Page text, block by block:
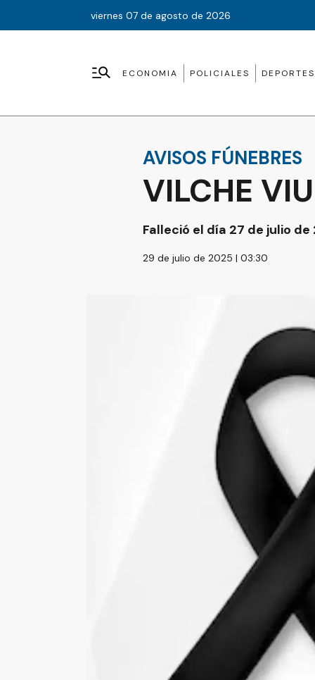
viernes 07 de agosto de 2026
ECONOMIA POLICIALES DEPORTES
AVISOS FÚNEBRES
VILCHE
Falleció el día 27 de julio de
29 de julio de 2025 | 03:30